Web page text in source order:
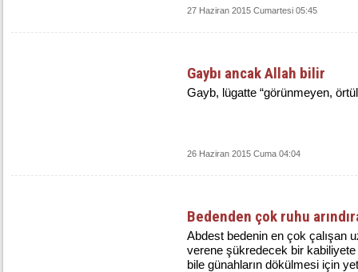
27 Haziran 2015 Cumartesi 05:45
Gaybı ancak Allah bilir
Gayb, lügatte “görünmeyen,
26 Haziran 2015 Cuma 04:04
Bedenden çok ruhu
Abdest bedenin en çok çalışan
verene şükredecek bir
bile günahların dökülmesi için